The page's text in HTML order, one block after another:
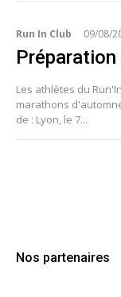
Run In Club 09/08/
Préparation
Les athlètes du
marathons
de : Lyon, le 7...
Nos partenaires